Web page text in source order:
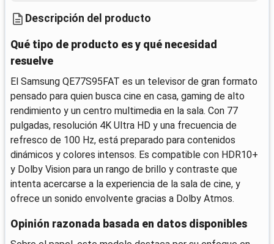
Descripción del producto
Qué tipo de producto es y qué necesidad
resuelve
El Samsung QE77S95FAT es un televisor de gran formato
pensado para quien busca cine en casa, gaming de alto
rendimiento y un centro multimedia en la sala. Con 77
pulgadas, resolución 4K Ultra HD y una frecuencia de
refresco de 100 Hz, está preparado para contenidos
dinámicos y colores intensos. Es compatible con HDR10+
y Dolby Vision para un rango de brillo y contraste que
intenta acercarse a la experiencia de la sala de cine, y
ofrece un sonido envolvente gracias a Dolby Atmos.
Opinión razonada basada en datos disponibles